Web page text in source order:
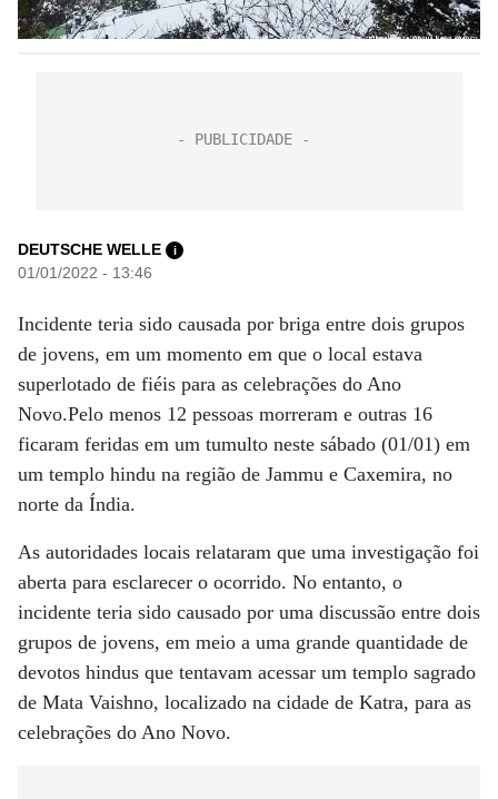
DEUTSCHE WELLE i
01/01/2022 - 13:46
Incidente teria sido causada por briga entre dois grupos
de jovens, em um momento em que o local estava
superlotado de fiéis para as celebrações do Ano
Novo.Pelo menos 12 pessoas morreram e outras 16
ficaram feridas em um tumulto neste sábado (01/01) em
um templo hindu na região de Jammu e Caxemira, no
norte da Índia.
As autoridades locais relataram que uma investigação foi
aberta para esclarecer o ocorrido. No entanto, o
incidente teria sido causado por uma discussão entre dois
grupos de jovens, em meio a uma grande quantidade de
devotos hindus que tentavam acessar um templo sagrado
de Mata Vaishno, localizado na cidade de Katra, para as
celebrações do Ano Novo.